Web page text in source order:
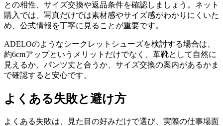
との相性、サイズ交換や返品条件を確認しましょう。ネット
購入では、写真だけでは素材感やサイズ感がわかりにくいた
め、公式情報を丁寧に見ることが重要です。
ADELOのようなシークレットシューズを検討する場合は、
約6cmアップというメリットだけでなく、革靴として自然に
見えるか、パンツ丈と合うか、サイズ交換の案内があるかま
で確認すると安心です。
よくある失敗と避け方
よくある失敗は、見た目の好みだけで選び、実際の仕事場面